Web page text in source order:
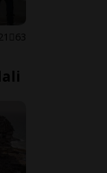
21 63